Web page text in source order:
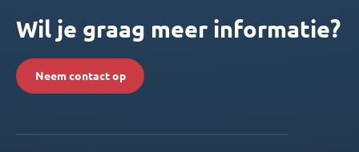
Wil je graag meer informatie?
Neem contact op